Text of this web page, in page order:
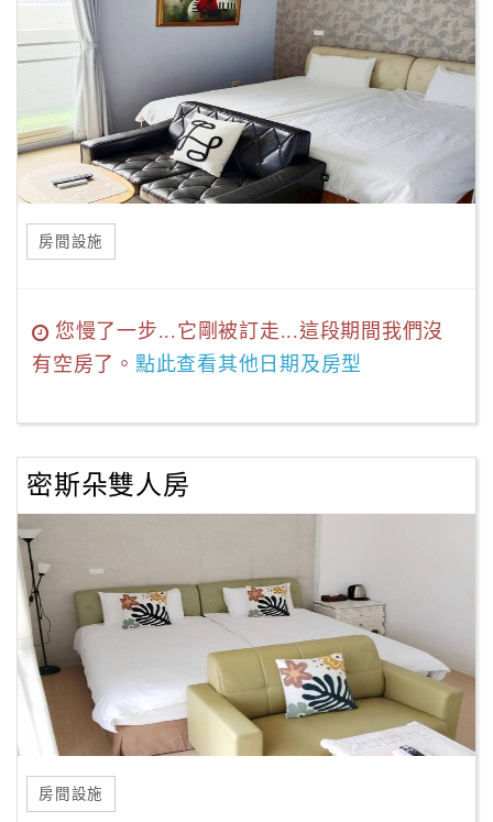
房間設施
您慢了一步...它剛被訂走...這段期間我們沒
有空房了。 點此查看其他日期及房型
密斯朵雙人房
房間設施